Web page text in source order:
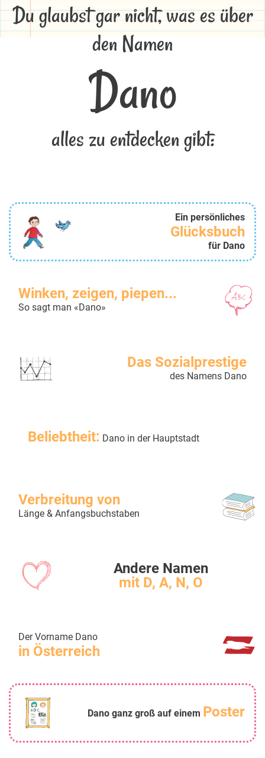
Du glaubst gar nicht, was es über
den Namen
Dano
alles zu entdecken gibt:
Ein persönliches
Glücksbuch
für Dano
Winken, zeigen, piepen...
So sagt man «Dano»
Das Sozialprestige
des Namens Dano
Beliebtheit: Dano in der Hauptstadt
Verbreitung von
Länge & Anfangsbuchstaben
Andere Namen
mit D, A, N, O
Der Vorname Dano
in Österreich
Dano ganz groß auf einem Poster